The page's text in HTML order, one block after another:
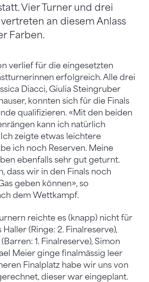
Vier Turner und drei
an diesem Anlass
Farben.
verlief für die eingesetzten
erfolgreich. Alle drei
Diacci, Giulia Steingruber
konnten sich für die Finals
qualifizieren. «Mit den beiden
kann ich natürlich
zeigte etwas leichtere
ich noch Reserven. Meine
ebenfalls sehr gut geturnt.
dass wir in den Finals noch
geben können», so
dem Wettkampf.
reichte es (knapp) nicht für
Haller (Ringe: 2. Finalreserve),
1. Finalreserve), Simon
Meier ginge finalmässig leer
Finalplatz habe wir uns von
dieser war eingeplant.